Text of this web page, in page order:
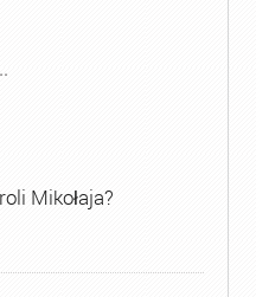
Mikołaja?